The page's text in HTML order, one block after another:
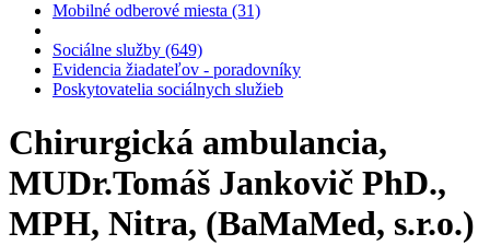
Mobilné odberové miesta (31)
Sociálne služby (649)
Evidencia žiadateľov - poradovníky
Poskytovatelia sociálnych služieb
Chirurgická ambulancia,
MUDr.Tomáš Jankovič PhD.,
MPH, Nitra, (BaMaMed, s.r.o.)